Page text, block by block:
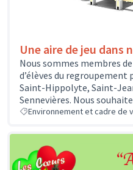
Une aire de jeu dans
Nous sommes membres
d’élèves du regroupement
Saint-Hippolyte, Saint-
Sennevières. Nous
Environnement et cadre de